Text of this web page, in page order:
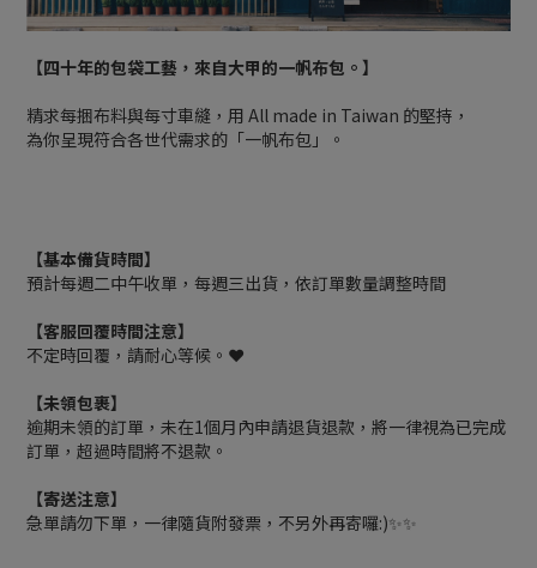
【四十年的包袋工藝，來自大甲的一帆布包。】
精求每捆布料與每寸車縫，用 All made in Taiwan 的堅持，
為你呈現符合各世代需求的「一帆布包」。
【基本備貨時間】
預計每週二中午收單，每週三出貨，依訂單數量調整時間
【客服回覆時間注意】
不定時回覆，請耐心等候。❤️
【未領包裹】
逾期未領的訂單，未在1個月內申請退貨退款，將一律視為已完成
訂單，超過時間將不退款。
【寄送注意】
急單請勿下單，一律隨貨附發票，不另外再寄囉:)✨✨